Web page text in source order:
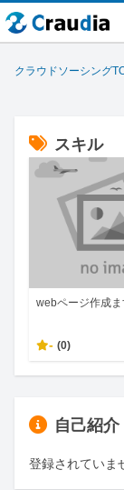
クラウドソーシング
スキル
webページ作成ま
- (0)
自己紹介
登録されていま